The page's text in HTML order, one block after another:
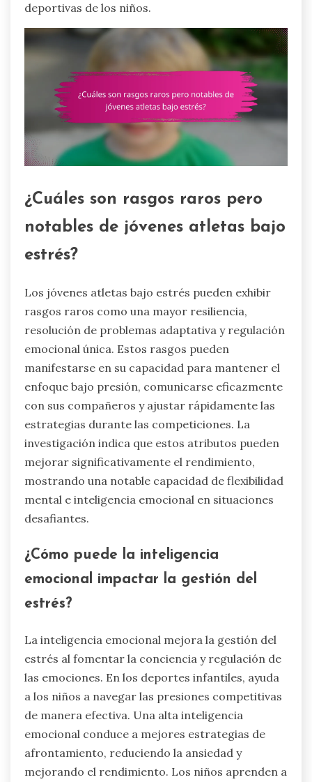
deportivas de los niños.
¿Cuáles son rasgos raros pero
notables de jóvenes atletas bajo
estrés?
Los jóvenes atletas bajo estrés pueden exhibir
rasgos raros como una mayor resiliencia,
resolución de problemas adaptativa y regulación
emocional única. Estos rasgos pueden
manifestarse en su capacidad para mantener el
enfoque bajo presión, comunicarse eficazmente
con sus compañeros y ajustar rápidamente las
estrategias durante las competiciones. La
investigación indica que estos atributos pueden
mejorar significativamente el rendimiento,
mostrando una notable capacidad de flexibilidad
mental e inteligencia emocional en situaciones
desafiantes.
¿Cómo puede la inteligencia
emocional impactar la gestión del
estrés?
La inteligencia emocional mejora la gestión del
estrés al fomentar la conciencia y regulación de
las emociones. En los deportes infantiles, ayuda
a los niños a navegar las presiones competitivas
de manera efectiva. Una alta inteligencia
emocional conduce a mejores estrategias de
afrontamiento, reduciendo la ansiedad y
mejorando el rendimiento. Los niños aprenden a